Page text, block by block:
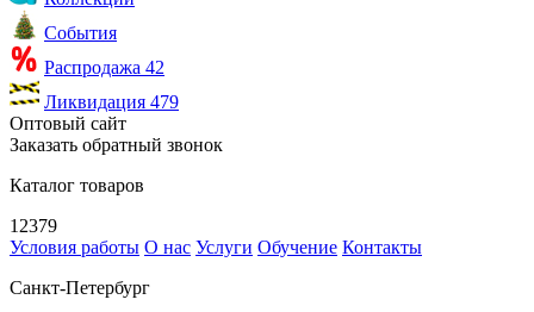
События
Распродажа 42
Ликвидация 479
Оптовый сайт
Заказать обратный звонок
Каталог товаров
12379
Условия работы О нас Услуги Обучение Контакты
Санкт-Петербург